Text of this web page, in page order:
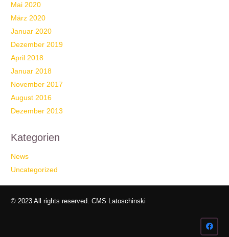
Mai 2020
März 2020
Januar 2020
Dezember 2019
April 2018
Januar 2018
November 2017
August 2016
Dezember 2013
Kategorien
News
Uncategorized
© 2023 All rights reserved. CMS Latoschinski